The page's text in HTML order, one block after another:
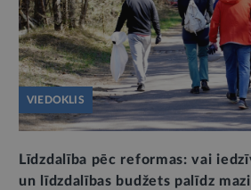
VIEDOKLIS
Līdzdalība pēc reformas: vai
un līdzdalības budžets palīdz